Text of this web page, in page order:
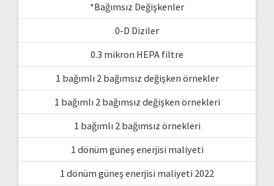
*Bağımsız Değişkenler
0-D Diziler
0.3 mikron HEPA filtre
1 bağımlı 2 bağımsız değişken örnekler
1 bağımlı 2 bağımsız değişken örnekleri
1 bağımlı 2 bağımsız örnekleri
1 dönüm güneş enerjisi maliyeti
1 dönüm güneş enerjisi maliyeti 2022